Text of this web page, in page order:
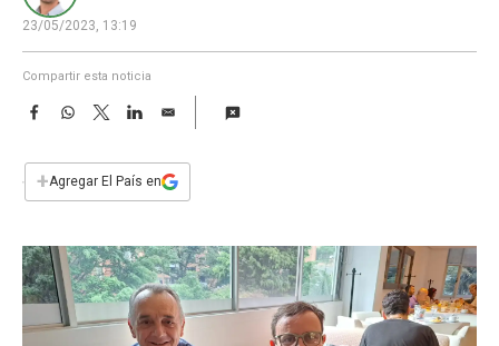
23/05/2023, 13:19
Compartir esta noticia
F
e
b
k
W
s
p
T
w
t
L
n
E
i
l
+Agregar El País en